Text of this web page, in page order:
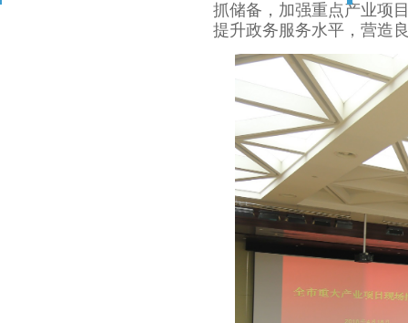
抓储备，加强重点产业项
提升政务服务水平，营造